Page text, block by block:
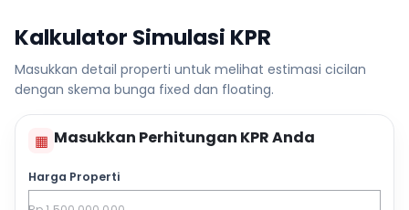
Kalkulator Simulasi KPR
Masukkan detail properti untuk melihat estimasi cicilan
dengan skema bunga fixed dan floating.
▦ Masukkan Perhitungan KPR Anda
Harga Properti